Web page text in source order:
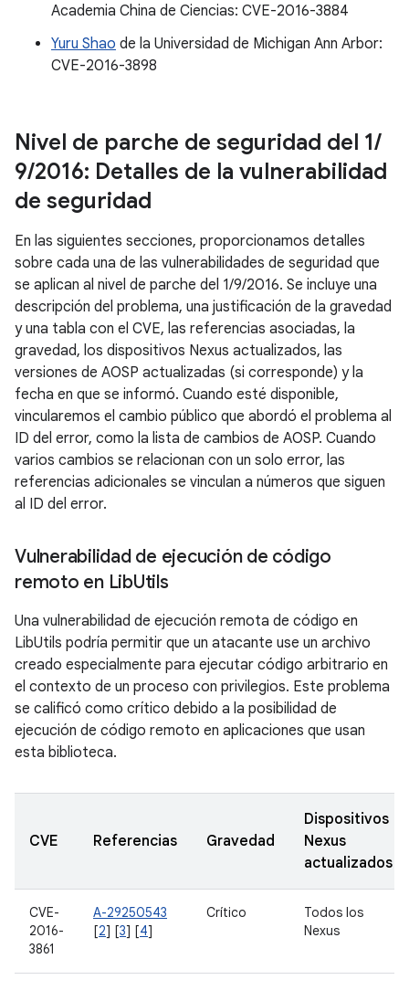
Academia China de Ciencias: CVE-2016-3884
Yuru Shao de la Universidad de Michigan Ann Arbor:
CVE-2016-3898
Nivel de parche de seguridad del 1/
9/2016: Detalles de la vulnerabilidad
de seguridad
En las siguientes secciones, proporcionamos detalles
sobre cada una de las vulnerabilidades de seguridad que
se aplican al nivel de parche del 1/9/2016. Se incluye una
descripción del problema, una justificación de la gravedad
y una tabla con el CVE, las referencias asociadas, la
gravedad, los dispositivos Nexus actualizados, las
versiones de AOSP actualizadas (si corresponde) y la
fecha en que se informó. Cuando esté disponible,
vincularemos el cambio público que abordó el problema al
ID del error, como la lista de cambios de AOSP. Cuando
varios cambios se relacionan con un solo error, las
referencias adicionales se vinculan a números que siguen
al ID del error.
Vulnerabilidad de ejecución de código
remoto en LibUtils
Una vulnerabilidad de ejecución remota de código en
LibUtils podría permitir que un atacante use un archivo
creado especialmente para ejecutar código arbitrario en
el contexto de un proceso con privilegios. Este problema
se calificó como crítico debido a la posibilidad de
ejecución de código remoto en aplicaciones que usan
esta biblioteca.
CVE Referencias Gravedad
Dispositivos
Nexus
actualizados
CVE-
2016-
3861
A-29250543
[2] [3] [4]
Crítico
Todos los
Nexus